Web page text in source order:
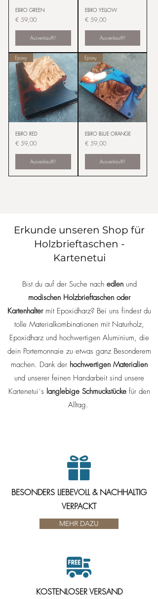
EBRO GREEN
Preis
€ 59,00
Ausverkauft!!
EBRO YELLOW
Preis
€ 59,00
Ausverkauft!!
Epoxy
EBRO RED
Preis
€ 59,00
Ausverkauft!!
Epoxy
EBRO BLUE ORANGE
Preis
€ 59,00
Ausverkauft!!
Erkunde unseren Shop für
Holzbrieftaschen -
Kartenetui
Bist du auf der Suche nach edlenund
modischen Holzbrieftaschen oder
Kartenhalter mit Epoxidharz? Bei uns findest du
tolle Materialkombinationen mit Naturholz,
Epoxidharz und hochwertigen Aluminium, die
dein Portemonnaie zu etwas ganz Besonderem
machen. Dank der hochwertigen Materialien
und unserer feinen Handarbeit sind unsere
Kartenetui´s langlebige Schmuckstücke für den
Alltag.
BESONDERS LIEBEVOLL & NACHHALTIG
VERPACKT
MEHR DAZU
KOSTENLOSER VERSAND